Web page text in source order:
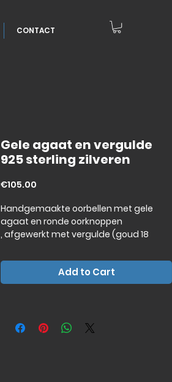
CONTACT
Gele agaat en vergulde
925 sterling zilveren
€105.00
Handgemaakte oorbellen met gele
agaat en ronde oorknoppen
, afgewerkt met vergulde (goud 18
Add to Cart